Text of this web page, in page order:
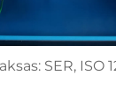
SER, ISO